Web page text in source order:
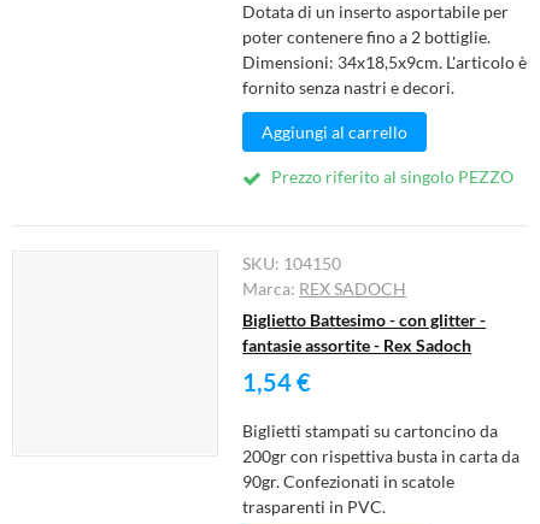
Dotata di un inserto asportabile per
poter contenere fino a 2 bottiglie.
Dimensioni: 34x18,5x9cm. L'articolo è
fornito senza nastri e decori.
Aggiungi al carrello
Prezzo riferito al singolo PEZZO
SKU: 104150
Marca: REX SADOCH
Biglietto Battesimo - con glitter -
fantasie assortite - Rex Sadoch
1,54 €
Biglietti stampati su cartoncino da
200gr con rispettiva busta in carta da
90gr. Confezionati in scatole
trasparenti in PVC.